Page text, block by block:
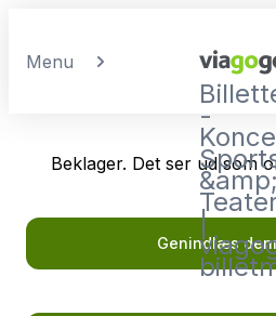
Menu
-
|
Beklager. Det ser ud som
Genindlæs